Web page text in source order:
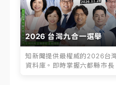
2026 台灣九合一選舉
知新聞提供最權威的2026台
資料庫。即時掌握六都縣市